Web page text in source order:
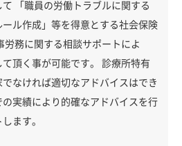
「職員の労働トラブルに関する
ル作成」等を得意とする社会保険
労務に関する相談サポートによ
頂く事が可能です。 診療所特有
なければ適切なアドバイスはでき
実績により的確なアドバイスを行
ます。